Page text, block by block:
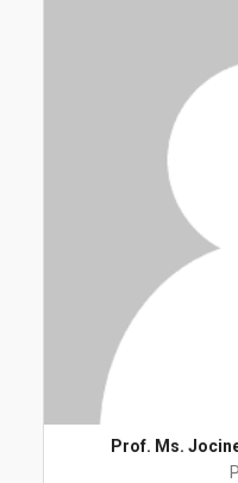
Prof. Ms.